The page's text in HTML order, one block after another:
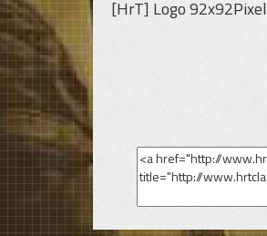
[HrT] Logo 92x92Pixel